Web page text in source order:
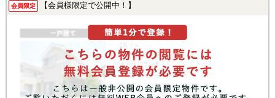
会員限定 【会員様限定で公開中！】